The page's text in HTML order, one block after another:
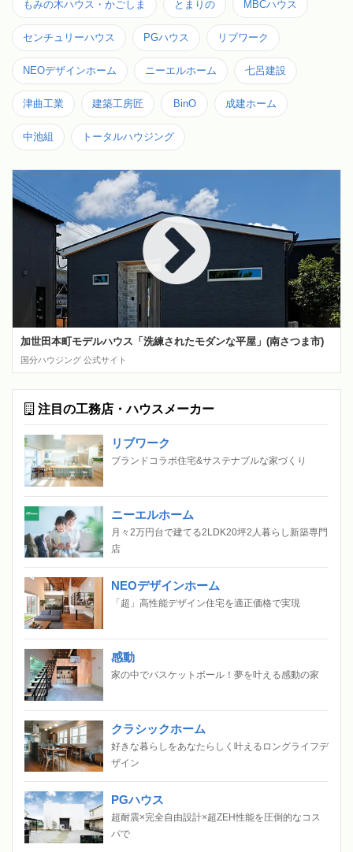
もみの木ハウス・かごしま とまりの MBCハウス
センチュリーハウス PGハウス リブワーク
NEOデザインホーム ニーエルホーム 七呂建設
津曲工業 建築工房匠 BinO 成建ホーム
中池組 トータルハウジング
加世田本町モデルハウス「洗練されたモダンな平屋」(南さつま市)
国分ハウジング 公式サイト
注目の工務店・ハウスメーカー
リブワーク
ブランドコラボ住宅&サステナブルな家づくり
ニーエルホーム
月々2万円台で建てる2LDK20坪2人暮らし新築専門
店
NEOデザインホーム
「超」高性能デザイン住宅を適正価格で実現
感動
家の中でバスケットボール！夢を叶える感動の家
クラシックホーム
好きな暮らしをあなたらしく叶えるロングライフデ
ザイン
PGハウス
超耐震×完全自由設計×超ZEH性能を圧倒的なコス
パで